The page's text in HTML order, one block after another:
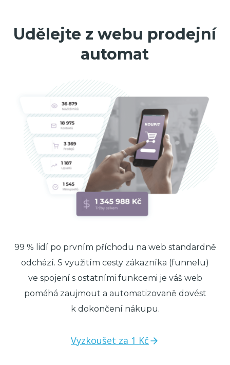
Udělejte z webu prodejní
automat
99 % lidí po prvním příchodu na web standardně
odchází. S využitím cesty zákazníka (funnelu)
ve spojení s ostatními funkcemi je váš web
pomáhá zaujmout a automatizovaně dovést
k dokončení nákupu.
Vyzkoušet za 1 Kč